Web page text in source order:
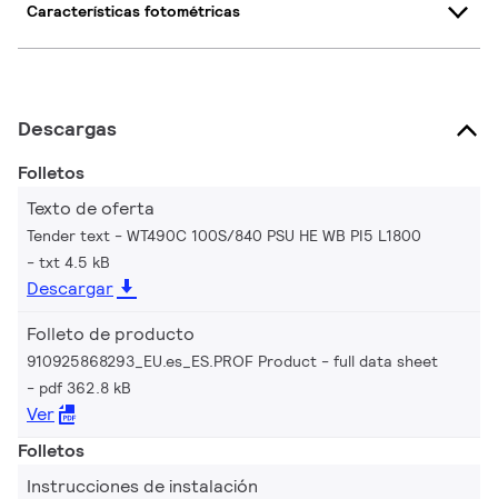
Características fotométricas
Descargas
Folletos
Texto de oferta
Tender text - WT490C 100S/840 PSU HE WB PI5 L1800
txt 4.5 kB
Descargar
Folleto de producto
910925868293_EU.es_ES.PROF Product - full data sheet
pdf 362.8 kB
Ver
Folletos
Instrucciones de instalación